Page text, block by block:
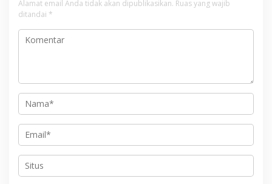
Alamat email Anda tidak akan dipublikasikan. Ruas yang wajib
ditandai *